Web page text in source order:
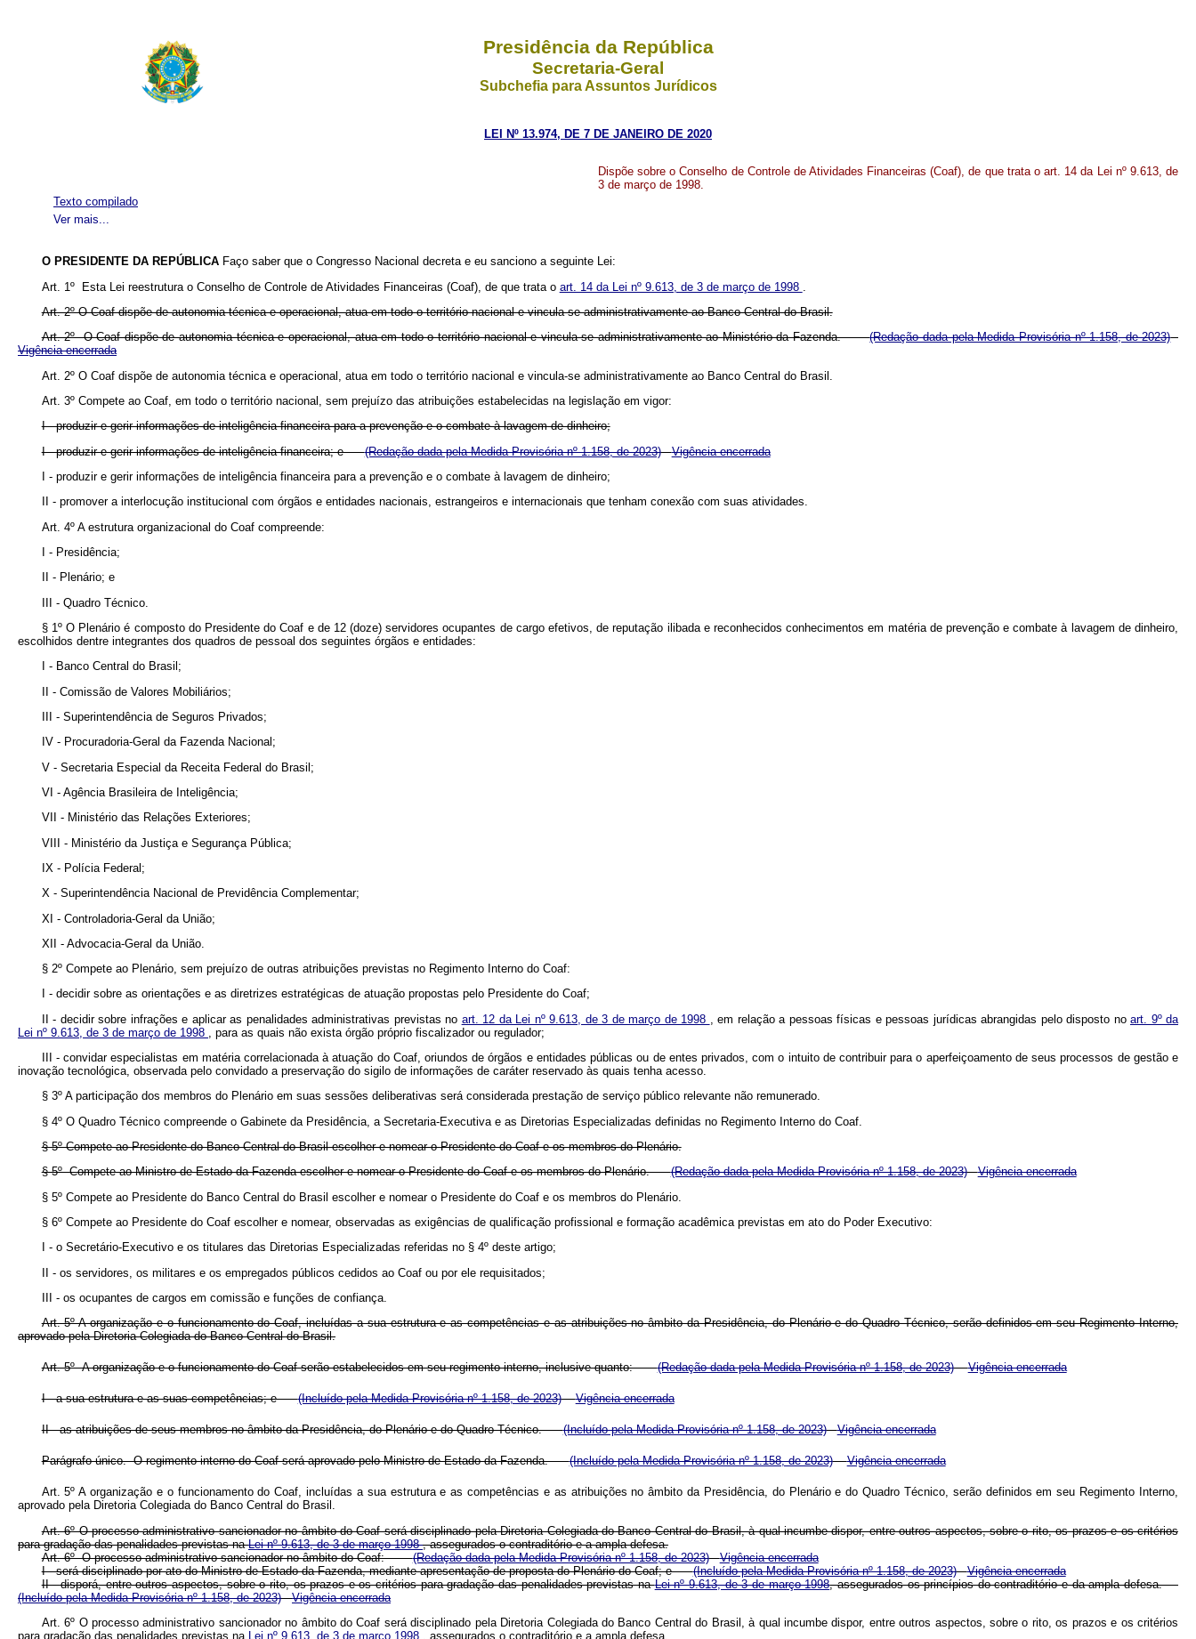
Presidência da República
Secretaria-Geral
Subchefia para Assuntos Jurídicos
LEI Nº 13.974, DE 7 DE JANEIRO DE 2020
Dispõe sobre o Conselho de Controle de Atividades Financeiras (Coaf), de que trata o art. 14 da Lei nº 9.613, de
3 de março de 1998.
Ver mais...
Texto compilado
O PRESIDENTE DA REPÚBLICA Faço saber que o Congresso Nacional decreta e eu sanciono a seguinte Lei:
Art. 1º Esta Lei reestrutura o Conselho de Controle de Atividades Financeiras (Coaf), de que trata o art. 14 da Lei nº 9.613, de 3 de março de 1998
Art. 2º O Coaf dispõe de autonomia técnica e operacional, atua em todo o território nacional e vincula-se administrativamente ao Banco Central do Brasil.
Art. 2º O Coaf dispõe de autonomia técnica e operacional, atua em todo o território nacional e vincula-se administrativamente ao Ministério da Fazenda.(Redação dada pela Medida Provisória nº 1.158, de 2023)
Vigência encerrada
Art. 2º O Coaf dispõe de autonomia técnica e operacional, atua em todo o território nacional e vincula-se administrativamente ao Banco Central do Brasil.
Art. 3º Compete ao Coaf, em todo o território nacional, sem prejuízo das atribuições estabelecidas na legislação em vigor:
I - produzir e gerir informações de inteligência financeira para a prevenção e o combate à lavagem de dinheiro;
I - produzir e gerir informações de inteligência financeira; e(Redação dada pela Medida Provisória nº 1.158, de 2023)
Vigência encerrada
I - produzir e gerir informações de inteligência financeira para a prevenção e o combate à lavagem de dinheiro;
II - promover a interlocução institucional com órgãos e entidades nacionais, estrangeiros e internacionais que tenham conexão com suas atividades.
Art. 4º A estrutura organizacional do Coaf compreende:
I - Presidência;
II - Plenário; e
III - Quadro Técnico.
§ 1º O Plenário é composto do Presidente do Coaf e de 12 (doze) servidores ocupantes de cargo efetivos, de reputação ilibada e reconhecidos conhecimentos em matéria de prevenção e combate à lavagem de dinheiro,
escolhidos dentre integrantes dos quadros de pessoal dos seguintes órgãos e entidades:
I - Banco Central do Brasil;
II - Comissão de Valores Mobiliários;
III - Superintendência de Seguros Privados;
IV - Procuradoria-Geral da Fazenda Nacional;
V - Secretaria Especial da Receita Federal do Brasil;
VI - Agência Brasileira de Inteligência;
VII - Ministério das Relações Exteriores;
VIII - Ministério da Justiça e Segurança Pública;
IX - Polícia Federal;
X - Superintendência Nacional de Previdência Complementar;
XI - Controladoria-Geral da União;
XII - Advocacia-Geral da União.
§ 2º Compete ao Plenário, sem prejuízo de outras atribuições previstas no Regimento Interno do Coaf:
I - decidir sobre as orientações e as diretrizes estratégicas de atuação propostas pelo Presidente do Coaf;
II - decidir sobre infrações e aplicar as penalidades administrativas previstas no art. 12 da Lei nº 9.613, de 3 de março de 1998 , em relação a pessoas físicas e pessoas jurídicas abrangidas pelo disposto noart. 9º da
Lei nº 9.613, de 3 de março de 1998
, para as quais não exista órgão próprio fiscalizador ou regulador;
III - convidar especialistas em matéria correlacionada à atuação do Coaf, oriundos de órgãos e entidades públicas ou de entes privados, com o intuito de contribuir para o aperfeiçoamento de seus processos de gestão e
inovação tecnológica, observada pelo convidado a preservação do sigilo de informações de caráter reservado às quais tenha acesso.
§ 3º A participação dos membros do Plenário em suas sessões deliberativas será considerada prestação de serviço público relevante não remunerado.
§ 4º O Quadro Técnico compreende o Gabinete da Presidência, a Secretaria-Executiva e as Diretorias Especializadas definidas no Regimento Interno do Coaf.
§ 5º Compete ao Presidente do Banco Central do Brasil escolher e nomear o Presidente do Coaf e os membros do Plenário.
§ 5º Compete ao Ministro de Estado da Fazenda escolher e nomear o Presidente do Coaf e os membros do Plenário.(Redação dada pela Medida Provisória nº 1.158, de 2023)
Vigência encerrada
§ 5º Compete ao Presidente do Banco Central do Brasil escolher e nomear o Presidente do Coaf e os membros do Plenário.
§ 6º Compete ao Presidente do Coaf escolher e nomear, observadas as exigências de qualificação profissional e formação acadêmica previstas em ato do Poder Executivo:
I - o Secretário-Executivo e os titulares das Diretorias Especializadas referidas no § 4º deste artigo;
II - os servidores, os militares e os empregados públicos cedidos ao Coaf ou por ele requisitados;
III - os ocupantes de cargos em comissão e funções de confiança.
Art. 5º A organização e o funcionamento do Coaf, incluídas a sua estrutura e as competências e as atribuições no âmbito da Presidência, do Plenário e do Quadro Técnico, serão definidos em seu Regimento Interno,
aprovado pela Diretoria Colegiada do Banco Central do Brasil.
Art. 5º A organização e o funcionamento do Coaf serão estabelecidos em seu regimento interno, inclusive quanto:(Redação dada pela Medida Provisória nº 1.158, de 2023) Vigência encerrada
I - a sua estrutura e as suas competências; e(Incluído pela Medida Provisória nº 1.158, de 2023) Vigência encerrada
II - as atribuições de seus membros no âmbito da Presidência, do Plenário e do Quadro Técnico.(Incluído pela Medida Provisória nº 1.158, de 2023) Vigência encerrada
Parágrafo único. O regimento interno do Coaf será aprovado pelo Ministro de Estado da Fazenda.(Incluído pela Medida Provisória nº 1.158, de 2023) Vigência encerrada
Art. 5º A organização e o funcionamento do Coaf, incluídas a sua estrutura e as competências e as atribuições no âmbito da Presidência, do Plenário e do Quadro Técnico, serão definidos em seu Regimento Interno,
aprovado pela Diretoria Colegiada do Banco Central do Brasil.
Art. 6º O processo administrativo sancionador no âmbito do Coaf será disciplinado pela Diretoria Colegiada do Banco Central do Brasil, à qual incumbe dispor, entre outros aspectos, sobre o rito, os prazos e os critérios
para gradação das penalidades previstas naLei nº 9.613, de 3 de março 1998, assegurados o contraditório e a ampla defesa.
Art. 6º O processo administrativo sancionador no âmbito do Coaf:(Redação dada pela Medida Provisória nº 1.158, de 2023)
Vigência encerrada
I - será disciplinado por ato do Ministro de Estado da Fazenda, mediante apresentação de proposta do Plenário do Coaf; e(Incluído pela Medida Provisória nº 1.158, de 2023)
Vigência encerrada
II - disporá, entre outros aspectos, sobre o rito, os prazos e os critérios para gradação das penalidades previstas naLei nº 9.613, de 3 de março 1998, assegurados os princípios do contraditório e da ampla defesa.
(Incluído pela Medida Provisória nº 1.158, de 2023)
Vigência encerrada
Art. 6º O processo administrativo sancionador no âmbito do Coaf será disciplinado pela Diretoria Colegiada do Banco Central do Brasil, à qual incumbe dispor, entre outros aspectos, sobre o rito, os prazos e os critérios
para gradação das penalidades previstas na Lei nº 9.613, de 3 de março 1998 , assegurados o contraditório e a ampla defesa.